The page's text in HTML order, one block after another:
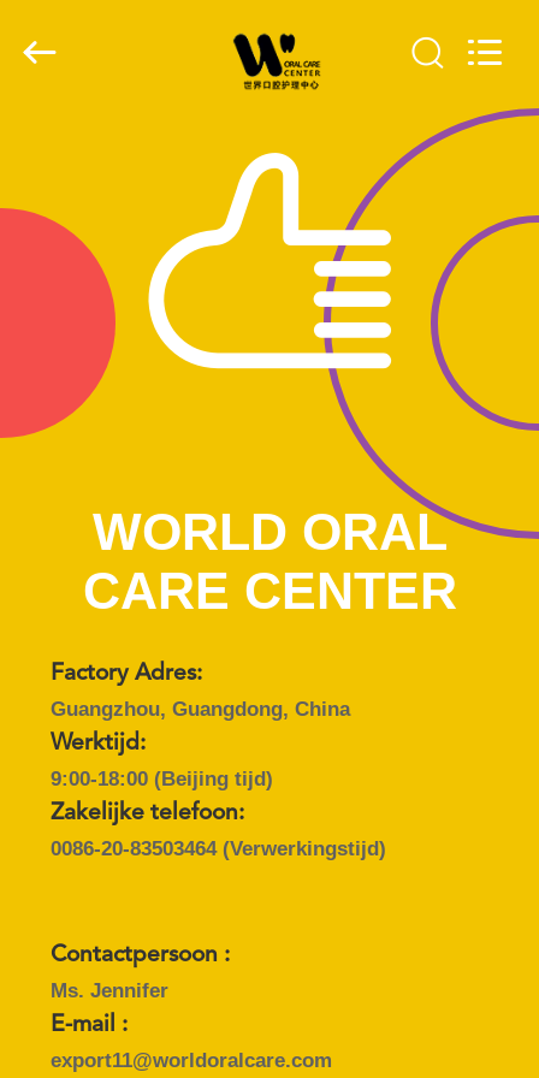
PRODUCTEN
VIDEO'S
ONGEVEER
KWALITEITSCONTROLE
CONTACTEER
ONS
VERZOEK
OM
EEN
CITAAT
PRIVACYBELEID
CENTER.
WORLD ORAL
CARE CENTER
Factory Adres:
Guangzhou, Guangdong, China
Werktijd:
9:00-18:00 (Beijing tijd)
Zakelijke telefoon:
0086-20-83503464(Verwerkingstijd)
Contactpersoon :
Ms. Jennifer
E-mail :
export11@worldoralcare.com